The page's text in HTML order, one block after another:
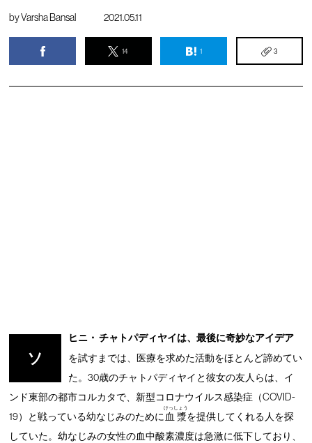
byVarsha Bansal 2021.05.11
14 1 3
ソ
ヒニ・ チャトパディヤイは、最後に奇妙なアイデア
を試すまでは、医療を求めた活動をほとんど諦めてい
た。30歳のチャトパディヤイと彼女の友人らは、イ
ンド東部の都市コルカタで、新型コロナウイルス感染症（COVID-
19）と戦っている幼なじみのために 血漿
けっしょう
を提供してくれる人を探
していた。幼なじみの女性の血中酸素濃度は急激に低下しており、